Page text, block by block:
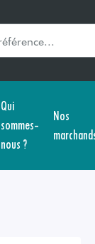
Qui
sommes-
nous ?
Nos